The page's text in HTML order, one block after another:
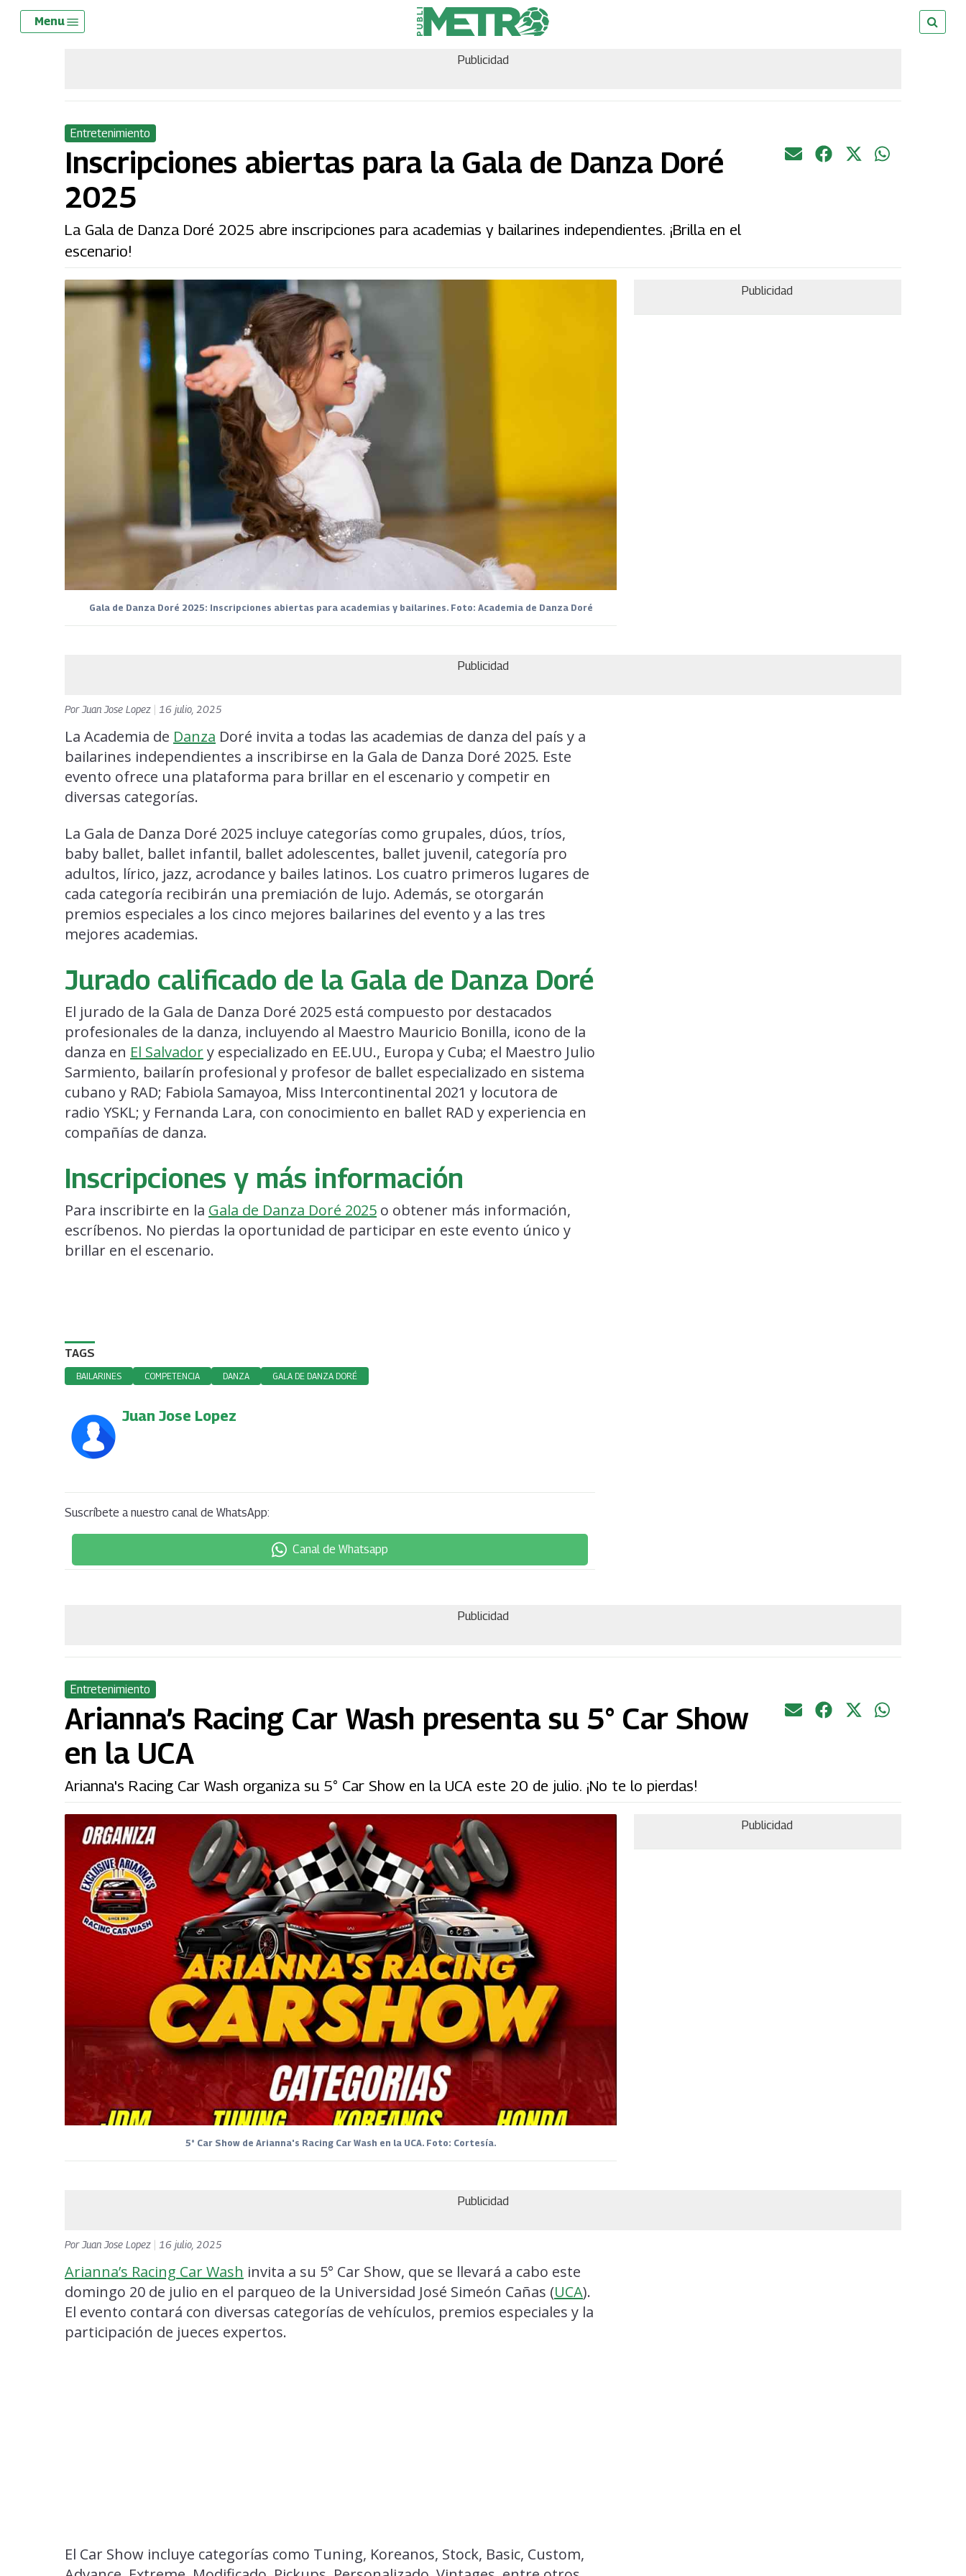
Skip
Menu
Publicidad
Entretenimiento
Inscripciones abiertas para la Gala de Danza Doré
2025
La Gala de Danza Doré 2025 abre inscripciones para academias y bailarines independientes. ¡Brilla en el
escenario!
Gala de Danza Doré 2025: Inscripciones abiertas para academias y bailarines. Foto: Academia de Danza Doré
Publicidad
Publicidad
PorJuan Jose Lopez 16 julio, 2025
La Academia de Danza Doré invita a todas las academias de danza del país y a
bailarines independientes a inscribirse en la Gala de Danza Doré 2025. Este
evento ofrece una plataforma para brillar en el escenario y competir en
diversas categorías.
La Gala de Danza Doré 2025 incluye categorías como grupales, dúos, tríos,
baby ballet, ballet infantil, ballet adolescentes, ballet juvenil, categoría pro
adultos, lírico, jazz, acrodance y bailes latinos. Los cuatro primeros lugares de
cada categoría recibirán una premiación de lujo. Además, se otorgarán
premios especiales a los cinco mejores bailarines del evento y a las tres
mejores academias.
Jurado calificado de la Gala de Danza Doré
El jurado de la Gala de Danza Doré 2025 está compuesto por destacados
profesionales de la danza, incluyendo al Maestro Mauricio Bonilla, icono de la
danza en El Salvadory especializado en EE.UU., Europa y Cuba; el Maestro Julio
Sarmiento, bailarín profesional y profesor de ballet especializado en sistema
cubano y RAD; Fabiola Samayoa, Miss Intercontinental 2021 y locutora de
radio YSKL; y Fernanda Lara, con conocimiento en ballet RAD y experiencia en
compañías de danza.
Inscripciones y más información
Para inscribirte en la Gala de Danza Doré 2025 o obtener más información,
escríbenos. No pierdas la oportunidad de participar en este evento único y
brillar en el escenario.
TAGS
BAILARINES COMPETENCIA DANZA GALA DE DANZA DORÉ
Juan Jose Lopez
Suscríbete a nuestro canal de WhatsApp:
Canal de Whatsapp
Publicidad
Entretenimiento
Arianna’s Racing Car Wash presenta su 5° Car Show
en la UCA
Arianna's Racing Car Wash organiza su 5° Car Show en la UCA este 20 de julio. ¡No te lo pierdas!
5° Car Show de Arianna's Racing Car Wash en la UCA. Foto: Cortesía.
Publicidad
Publicidad
Por Juan Jose Lopez 16 julio, 2025
Arianna’s Racing Car Wash invita a su 5° Car Show, que se llevará a cabo este
domingo 20 de julio en el parqueo de la Universidad José Simeón Cañas (UCA).
El evento contará con diversas categorías de vehículos, premios especiales y la
participación de jueces expertos.
El Car Show incluye categorías como Tuning, Koreanos, Stock, Basic, Custom,
Menu